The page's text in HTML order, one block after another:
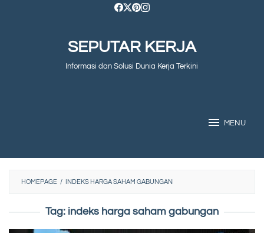
SEPUTAR KERJA
Informasi dan Solusi Dunia Kerja Terkini
MENU
HOMEPAGE / INDEKS HARGA SAHAM GABUNGAN
Tag: indeks harga saham gabungan